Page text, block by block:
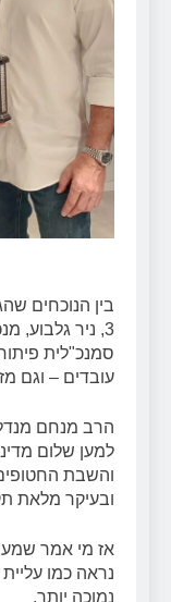
בין הנוכחים
3, ניר גלבוע,
סמנכ"לית
עובדים – וגם
הרב מנחם
למען שלום
והשבת
ובעיקר מלאת
נראה כמו
נמוכה יותר.